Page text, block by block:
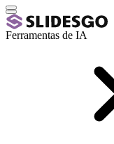
Ferramentas de IA